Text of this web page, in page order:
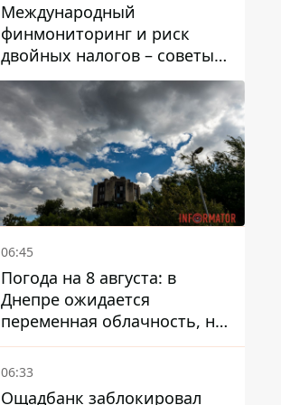
Международный
финмониторинг и риск
двойных налогов – советы
украинцам в Польше
06:45
Погода на 8 августа: в
Днепре ожидается
переменная облачность, но
может пойти дождь
06:33
Ощадбанк заблокировал